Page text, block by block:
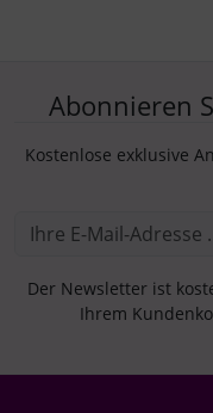
Abonnieren
Kostenlose exklusive
Der Newsletter ist
Ihrem